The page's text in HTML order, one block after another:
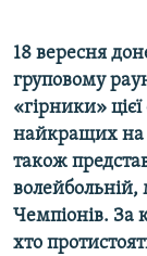
Усі сайти
18 вересня
груповому
«гірники»
найкращих на
також
волейбольній,
Чемпіонів. За
хто